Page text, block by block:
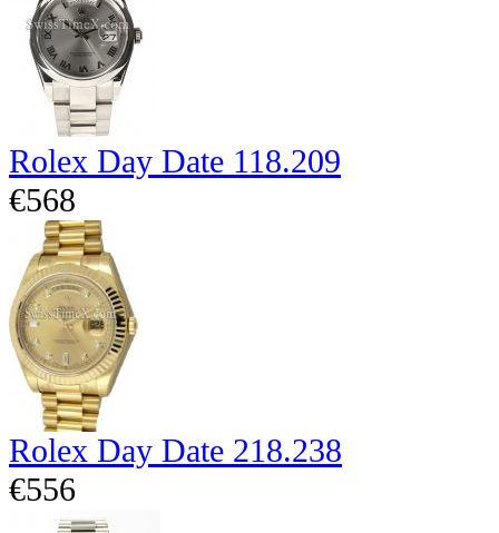
Rolex Day Date 118.209
€568
Rolex Day Date 218.238
€556